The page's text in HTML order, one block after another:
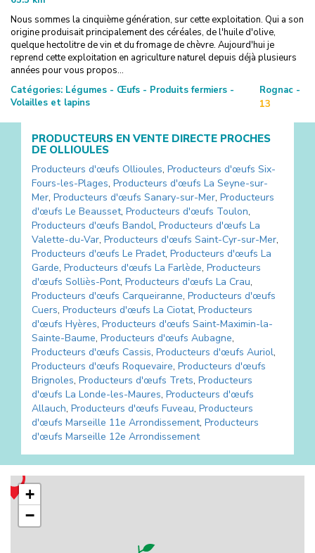
Nous sommes la cinquième génération, sur cette exploitation. Qui a son
origine produisait principalement des céréales, de l'huile d'olive,
quelque hectolitre de vin et du fromage de chèvre. Aujourd'hui je
reprend cette exploitation en agriculture naturel depuis déjà plusieurs
années pour vous propos...
Catégories: Légumes - Œufs - Produits fermiers -
Volailles et lapins
Rognac -
13
PRODUCTEURS EN VENTE DIRECTE PROCHES
DE OLLIOULES
Producteurs d'œufs Ollioules, Producteurs d'œufs Six-
Fours-les-Plages, Producteurs d'œufs La Seyne-sur-
Mer, Producteurs d'œufs Sanary-sur-Mer, Producteurs
d'œufs Le Beausset, Producteurs d'œufs Toulon,
Producteurs d'œufs Bandol, Producteurs d'œufs La
Valette-du-Var, Producteurs d'œufs Saint-Cyr-sur-Mer,
Producteurs d'œufs Le Pradet, Producteurs d'œufs La
Garde, Producteurs d'œufs La Farlède, Producteurs
d'œufs Solliès-Pont, Producteurs d'œufs La Crau,
Producteurs d'œufs Carqueiranne, Producteurs d'œufs
Cuers, Producteurs d'œufs La Ciotat, Producteurs
d'œufs Hyères, Producteurs d'œufs Saint-Maximin-la-
Sainte-Baume, Producteurs d'œufs Aubagne,
Producteurs d'œufs Cassis, Producteurs d'œufs Auriol,
Producteurs d'œufs Roquevaire, Producteurs d'œufs
Brignoles, Producteurs d'œufs Trets, Producteurs
d'œufs La Londe-les-Maures, Producteurs d'œufs
Allauch, Producteurs d'œufs Fuveau, Producteurs
d'œufs Marseille 11e Arrondissement, Producteurs
d'œufs Marseille 12e Arrondissement
+
−